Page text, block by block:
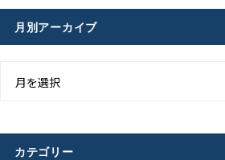
月別アーカイブ
月を選択
カテゴリー